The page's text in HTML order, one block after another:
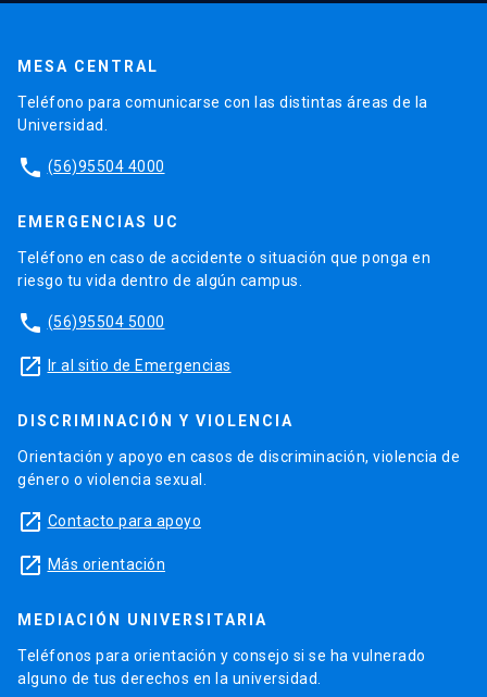
MESA CENTRAL
Teléfono para comunicarse con las distintas áreas de la
Universidad.
phone (56)95504 4000
EMERGENCIAS UC
Teléfono en caso de accidente o situación que ponga en
riesgo tu vida dentro de algún campus.
phone (56)95504 5000
launch Ir al sitio de Emergencias
DISCRIMINACIÓN Y VIOLENCIA
Orientación y apoyo en casos de discriminación, violencia de
género o violencia sexual.
launch Contacto para apoyo
launch Más orientación
MEDIACIÓN UNIVERSITARIA
Teléfonos para orientación y consejo si se ha vulnerado
alguno de tus derechos en la universidad.